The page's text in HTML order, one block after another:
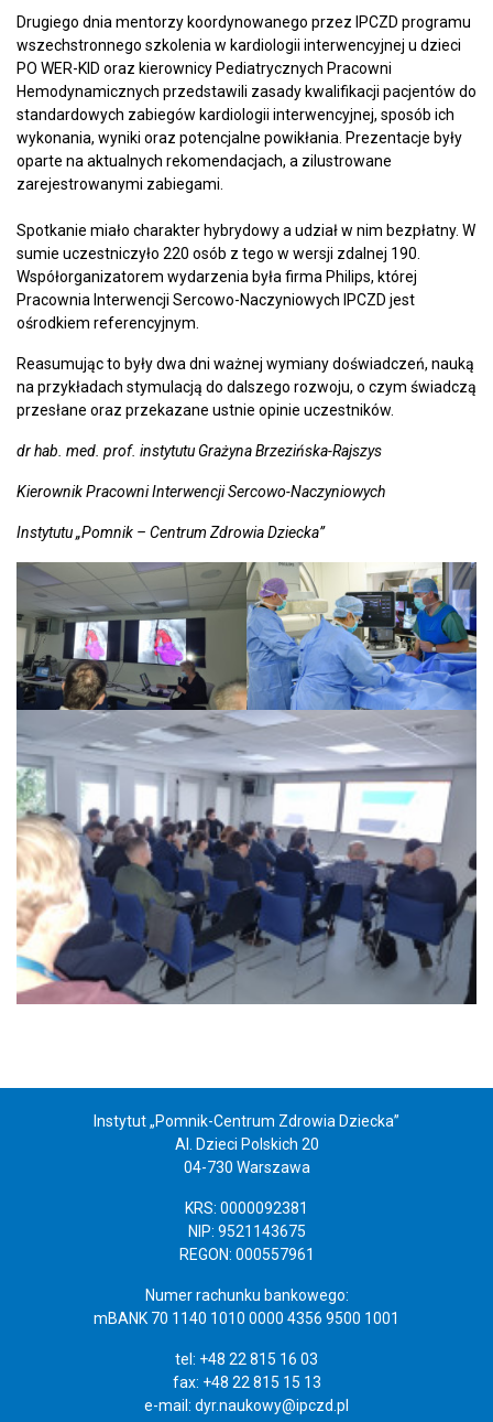
Drugiego dnia mentorzy koordynowanego przez IPCZD programu
wszechstronnego szkolenia w kardiologii interwencyjnej u dzieci
PO WER-KID oraz kierownicy Pediatrycznych Pracowni
Hemodynamicznych przedstawili zasady kwalifikacji pacjentów do
standardowych zabiegów kardiologii interwencyjnej, sposób ich
wykonania, wyniki oraz potencjalne powikłania. Prezentacje były
oparte na aktualnych rekomendacjach, a zilustrowane
zarejestrowanymi zabiegami.
Spotkanie miało charakter hybrydowy a udział w nim bezpłatny. W
sumie uczestniczyło 220 osób z tego w wersji zdalnej 190.
Współorganizatorem wydarzenia była firma Philips, której
Pracownia Interwencji Sercowo-Naczyniowych IPCZD jest
ośrodkiem referencyjnym.
Reasumując to były dwa dni ważnej wymiany doświadczeń, nauką
na przykładach stymulacją do dalszego rozwoju, o czym świadczą
przesłane oraz przekazane ustnie opinie uczestników.
dr hab. med. prof. instytutu Grażyna Brzezińska-Rajszys
Kierownik Pracowni Interwencji Sercowo-Naczyniowych
Instytutu „Pomnik – Centrum Zdrowia Dziecka”
Instytut „Pomnik-Centrum Zdrowia Dziecka”
Al. Dzieci Polskich 20
04-730 Warszawa
KRS: 0000092381
NIP: 9521143675
REGON: 000557961
Numer rachunku bankowego:
mBANK 70 1140 1010 0000 4356 9500 1001
tel: +48 22 815 16 03
fax: +48 22 815 15 13
e-mail: dyr.naukowy@ipczd.pl